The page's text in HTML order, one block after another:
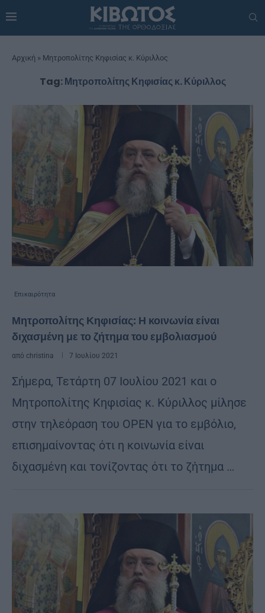
Αρχική » Μητροπολίτης Κηφισίας κ. Κύριλλος
Tag:Μητροπολίτης Κηφισίας κ. Κύριλλος
Επικαιρότητα
Μητροπολίτης Κηφισίας: Η κοινωνία είναι
διχασμένη με το ζήτημα του εμβολιασμού
από christina 7 Ιουλίου 2021
Σήμερα, Τετάρτη 07 Ιουλίου 2021 και ο
Μητροπολίτης Κηφισίας κ. Κύριλλος μίλησε
στην τηλεόραση του OPEN για το εμβόλιο,
επισημαίνοντας ότι η κοινωνία είναι
διχασμένη και τονίζοντας ότι το ζἠτημα …